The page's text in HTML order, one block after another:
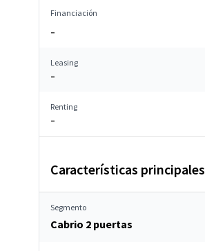
Financiación
–
Leasing
–
Renting
–
Características principales
Segmento
Cabrio 2 puertas